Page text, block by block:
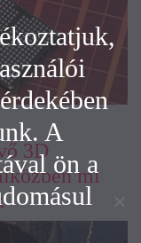
3D
mi
A
ön a